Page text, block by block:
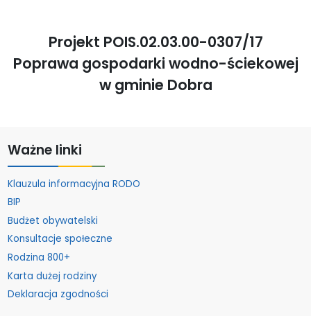
Projekt POIS.02.03.00-0307/17
Poprawa gospodarki wodno-ściekowej
w gminie Dobra
Ważne linki
Klauzula informacyjna RODO
BIP
Budżet obywatelski
Konsultacje społeczne
Rodzina 800+
Karta dużej rodziny
Deklaracja zgodności